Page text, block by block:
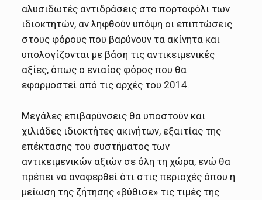
αλυσιδωτές αντιδράσεις στο πορτοφόλι των
ιδιοκτητών, αν ληφθούν υπόψη οι επιπτώσεις
στους φόρους που βαρύνουν τα ακίνητα και
υπολογίζονται με βάση τις αντικειμενικές
αξίες, όπως ο ενιαίος φόρος που θα
εφαρμοστεί από τις αρχές του 2014.
Μεγάλες επιβαρύνσεις θα υποστούν και
χιλιάδες ιδιοκτήτες ακινήτων, εξαιτίας της
επέκτασης του συστήματος των
αντικειμενικών αξιών σε όλη τη χώρα, ενώ θα
πρέπει να αναφερθεί ότι στις περιοχές όπου η
μείωση της ζήτησης «βύθισε» τις τιμές της